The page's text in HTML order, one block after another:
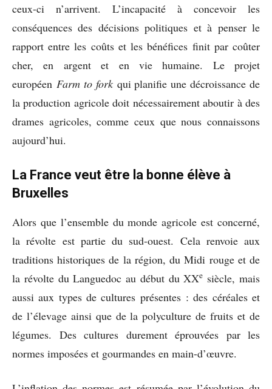
ceux-ci n’arrivent. L’incapacité à concevoir les
conséquences des décisions politiques et à penser le
rapport entre les coûts et les bénéfices finit par coûter
cher, en argent et en vie humaine. Le projet
européen Farm to fork qui planifie une décroissance de
la production agricole doit nécessairement aboutir à des
drames agricoles, comme ceux que nous connaissons
aujourd’hui.
La France veut être la bonne élève à
Bruxelles
Alors que l’ensemble du monde agricole est concerné,
la révolte est partie du sud-ouest. Cela renvoie aux
traditions historiques de la région, du Midi rouge et de
la révolte du Languedoc au début du XXe siècle, mais
aussi aux types de cultures présentes : des céréales et
de l’élevage ainsi que de la polyculture de fruits et de
légumes. Des cultures durement éprouvées par les
normes imposées et gourmandes en main-d’œuvre.